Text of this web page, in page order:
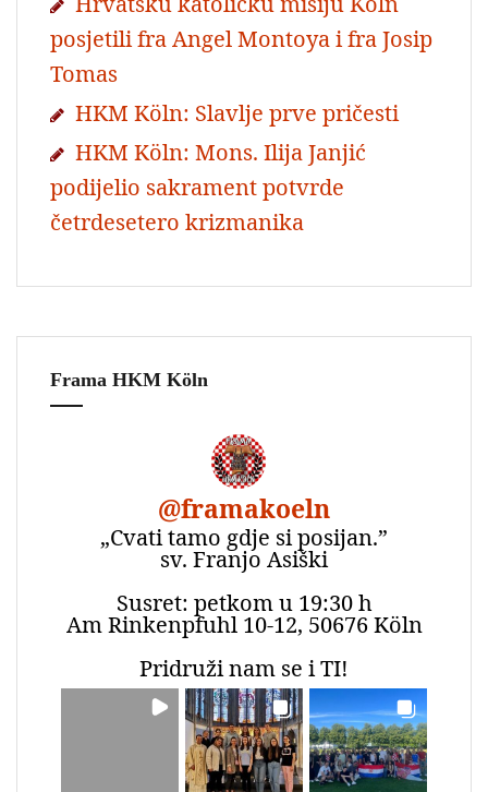
posjetili fra Angel Montoya i fra Josip
Tomas
HKM Köln: Slavlje prve pričesti
HKM Köln: Mons. Ilija Janjić
podijelio sakrament potvrde
četrdesetero krizmanika
Frama HKM Köln
@framakoeln
„Cvati tamo gdje si posijan.”
sv. Franjo Asiški
Susret: petkom u 19:30 h
Am Rinkenpfuhl 10-12, 50676 Köln
Pridruži nam se i TI!